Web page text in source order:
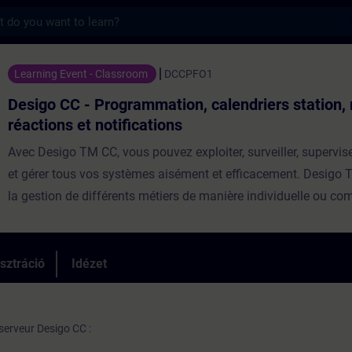
- Programmation, calendriers
Learning Event - Classroom DCCPFO1
Desigo CC - Programmation, calendriers station,
réactions et notifications
Avec Desigo TM CC, vous pouvez exploiter, surveiller,
et gérer tous vos systèmes aisément et efficacement. Desigo
la gestion de différents métiers de manière individuelle ou
permet l'intégration native de nos sous-systèmes et de
lien OPC, ModBus, BACnet. Elle est certifiée Unité d'Aide à
Répartition 50% Théorie, 50% Pratique Participants max 6
Idézet
Desigo CC :